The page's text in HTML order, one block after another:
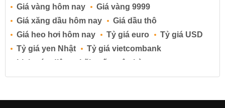
Giá vàng hôm nay
Giá vàng 9999
Giá xăng dầu hôm nay
Giá dầu thô
Giá heo hơi hôm nay
Tỷ giá euro
Tỷ giá USD
Tỷ giá yen Nhật
Tỷ giá vietcombank
Lịch cúp điện
Lãi suất ngân hàng
Lãi suất tiết kiệm
Lãi suất tiền gửi